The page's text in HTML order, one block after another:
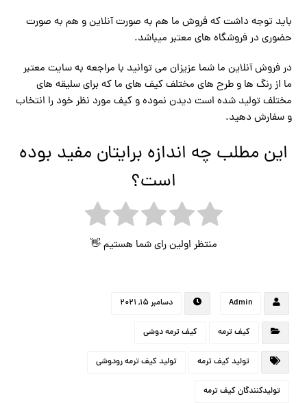
باید توجه داشت که فروش ما هم به صورت آنلاین و هم به صورت
حضوری در فروشگاه های معتبر میباشد.
در فروش آنلاین ما شما عزیزان می توانید با مراجعه به سایت معتبر
ما از رنگ ها و طرح های مختلف کیف های ما که برای سلیقه های
مختلف تولید شده است دیدن نموده و کیف مورد نظر خود را انتخاب
و سفارش دهید.
این مطلب چه اندازه برایتان مفید بوده
است؟
منتظر اولین رای شما هستیم 👋
Admin دسامبر ۱۵, ۲۰۲۱
کیف ترمه کیف ترمه دوشی
تولید کیف ترمه تولید کیف ترمه رودوشی
تولیدکنندگان کیف ترمه